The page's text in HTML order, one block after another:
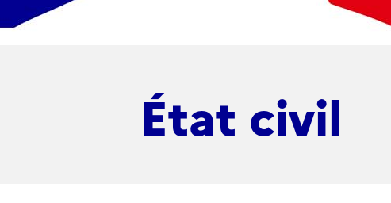
État civil